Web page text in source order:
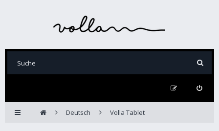
Deutsch Volla Tablet